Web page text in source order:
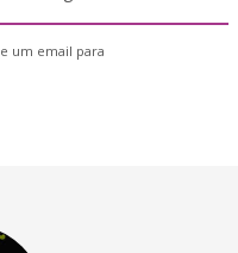
um email para